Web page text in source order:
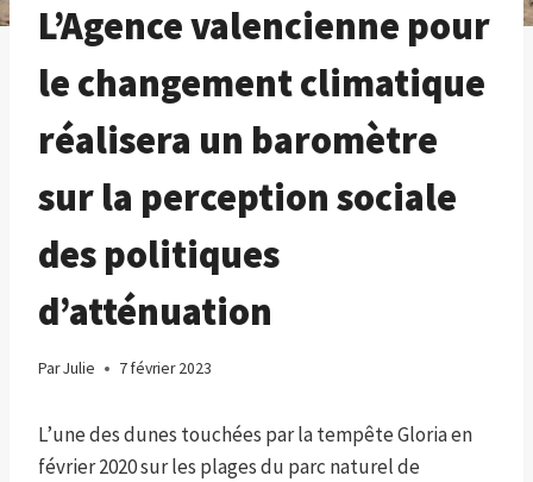
L’Agence valencienne pour
le changement climatique
réalisera un baromètre
sur la perception sociale
des politiques
d’atténuation
ParJulie 7 février 2023
L’une des dunes touchées par la tempête Gloria en
février 2020 sur les plages du parc naturel de